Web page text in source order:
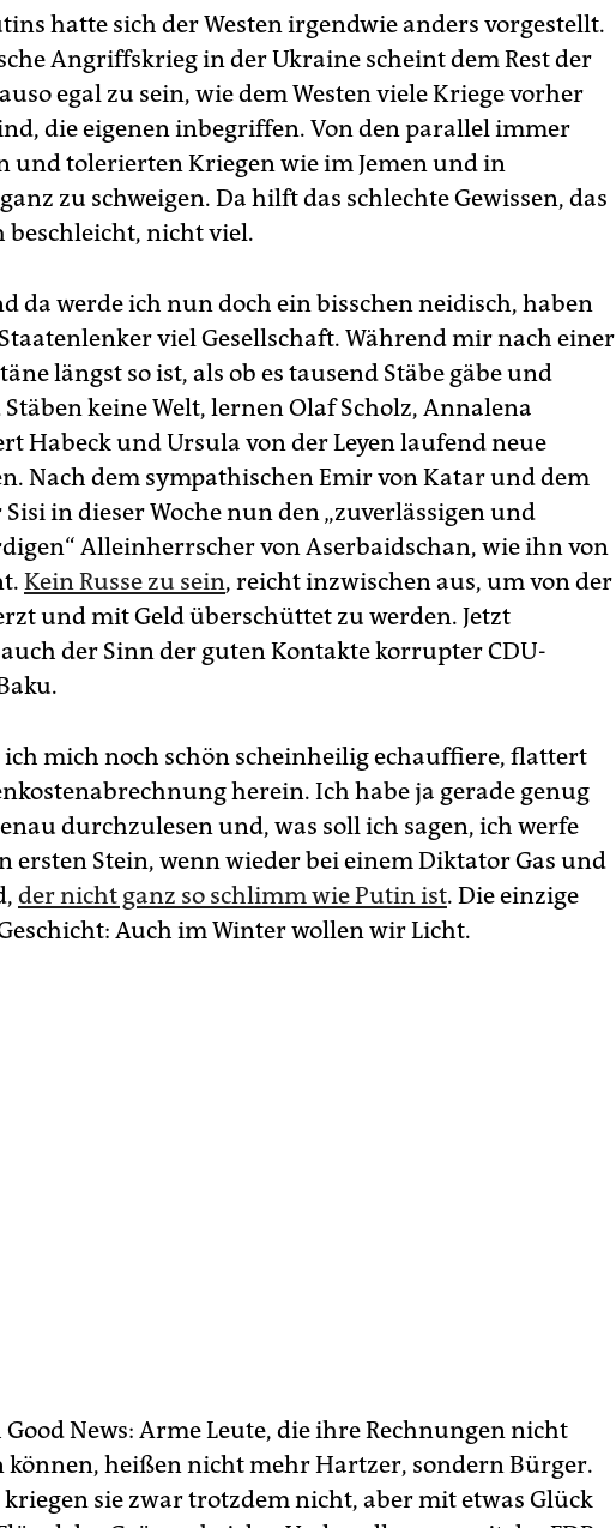
hatte sich der Westen irgendwie anders vorgestellt.
Angriffskrieg in der Ukraine scheint dem Rest der
egal zu sein, wie dem Westen viele Kriege vorher
die eigenen inbegriffen. Von den parallel immer
und tolerierten Kriegen wie im Jemen und in
zu schweigen. Da hilft das schlechte Gewissen, das
beschleicht, nicht viel.
da werde ich nun doch ein bisschen neidisch, haben
viel Gesellschaft. Während mir nach einer
längst so ist, als ob es tausend Stäbe gäbe und
keine Welt, lernen Olaf Scholz, Annalena
Habeck und Ursula von der Leyen laufend neue
Nach dem sympathischen Emir von Katar und dem
in dieser Woche nun den „zuverlässigen und
Alleinherrscher von Aserbaidschan, wie ihn von
Kein Russe zu sein, reicht inzwischen aus, um von der
und mit Geld überschüttet zu werden. Jetzt
der Sinn der guten Kontakte korrupter CDU-
mich noch schön scheinheilig echauffiere, flattert
herein. Ich habe ja gerade genug
durchzulesen und, was soll ich sagen, ich werfe
ersten Stein, wenn wieder bei einem Diktator Gas und
der nicht ganz so schlimm wie Putin ist. Die einzige
Auch im Winter wollen wir Licht.
News: Arme Leute, die ihre Rechnungen nicht
können, heißen nicht mehr Hartzer, sondern Bürger.
sie zwar trotzdem nicht, aber mit etwas Glück